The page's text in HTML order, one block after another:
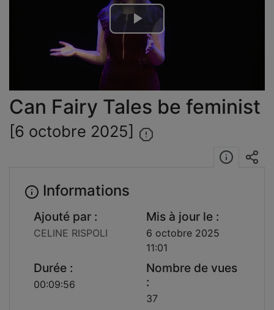
Lire
la
vidéo
Can Fairy Tales be feminist
[6 octobre 2025]
Informations
Ajouté par :
CELINE RISPOLI
Mis à jour le :
6 octobre 2025
11:01
Durée :
00:09:56
Nombre de vues
:
37